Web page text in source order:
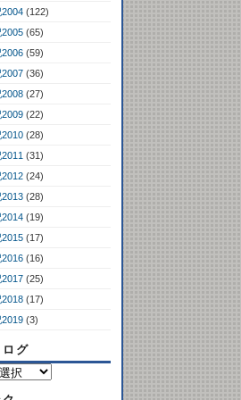
(122)
(65)
(59)
(36)
(27)
(22)
(28)
(31)
(24)
(28)
(19)
(17)
(16)
(25)
(17)
(3)
グ